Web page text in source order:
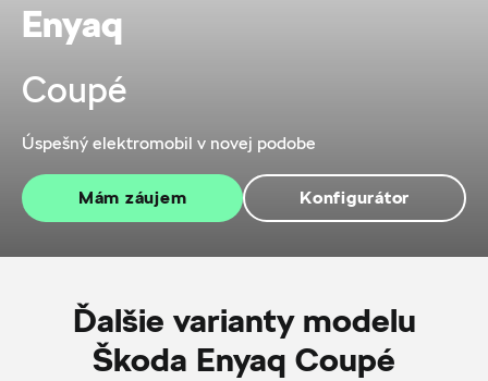
Enyaq
Coupé
Úspešný elektromobil v novej podobe
Mám záujem Konfigurátor
Ďalšie varianty modelu
Škoda Enyaq Coupé